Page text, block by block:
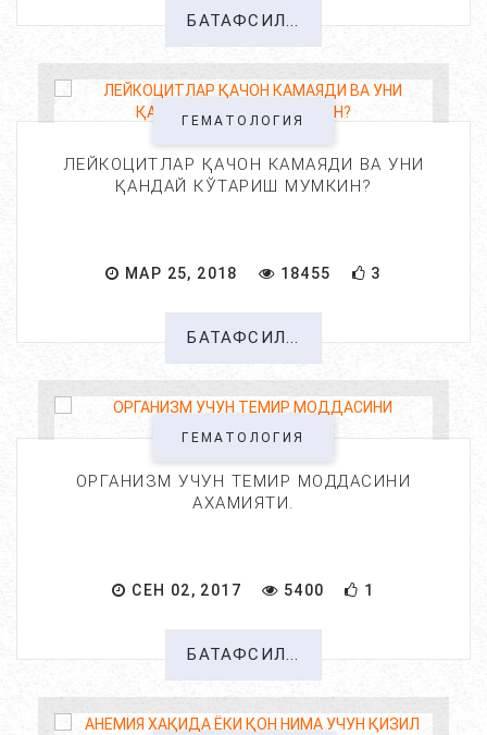
БАТАФСИЛ...
ГЕМАТОЛОГИЯ
ЛЕЙКОЦИТЛАР ҚАЧОН КАМАЯДИ ВА УНИ
ҚАНДАЙ КЎТАРИШ МУМКИН?
МАР 25, 2018 18455 3
БАТАФСИЛ...
ГЕМАТОЛОГИЯ
ОРГАНИЗМ УЧУН ТЕМИР МОДДАСИНИ
АХАМИЯТИ.
СЕН 02, 2017 5400 1
БАТАФСИЛ...